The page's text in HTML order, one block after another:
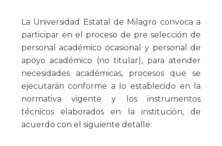
La Universidad Estatal de Milagro convoca a
participar en el proceso de pre selección de
personal académico ocasional y personal de
apoyo académico (no titular), para atender
necesidades académicas, procesos que se
ejecutarán conforme a lo establecido en la
normativa vigente y los instrumentos
técnicos elaborados en la institución, de
acuerdo con el siguiente detalle: